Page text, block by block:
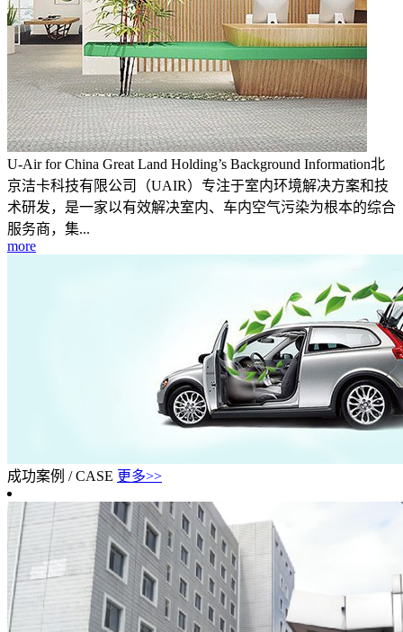
U-Air for China Great Land Holding’s Background Information北
京洁卡科技有限公司（UAIR）专注于室内环境解决方案和技
术研发，是一家以有效解决室内、车内空气污染为根本的综合
服务商，集...
more
成功案例 / CASE 更多>>